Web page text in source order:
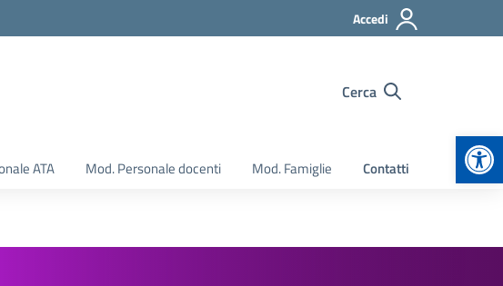
Accedi
Cerca
ATA Mod. Personale docenti Mod. Famiglie Contatti